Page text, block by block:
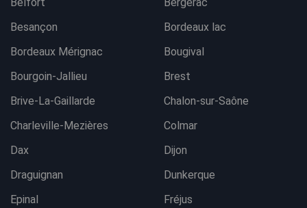
Besançon
Bordeaux lac
Bordeaux Mérignac
Bougival
Bourgoin-Jallieu
Brest
Brive-La-Gaillarde
Chalon-sur-Saône
Charleville-Mezières
Colmar
Dax
Dijon
Draguignan
Dunkerque
Epinal
Fréjus